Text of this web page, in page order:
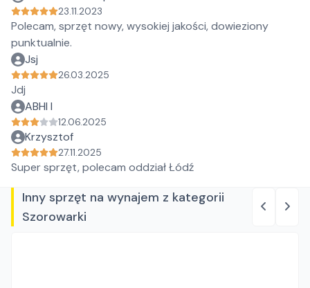
23.11.2023
Polecam, sprzęt nowy, wysokiej jakości, dowieziony
punktualnie.
Jsj
26.03.2025
Jdj
ABHI I
12.06.2025
Krzysztof
27.11.2025
Super sprzęt, polecam oddział Łódź
Inny sprzęt na wynajem z kategorii
Szorowarki